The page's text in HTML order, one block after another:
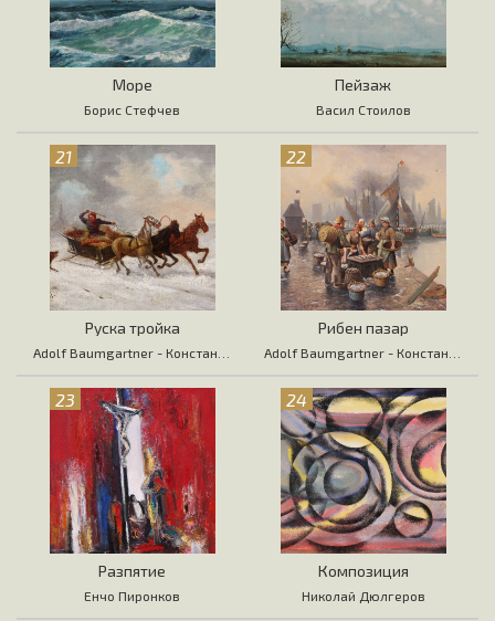
Море
Борис Стефчев
Пейзаж
Васил Стоилов
21
Руска тройка
22
Рибен пазар
23
Разпятие
Енчо Пиронков
24
Композиция
Николай Дюлгеров